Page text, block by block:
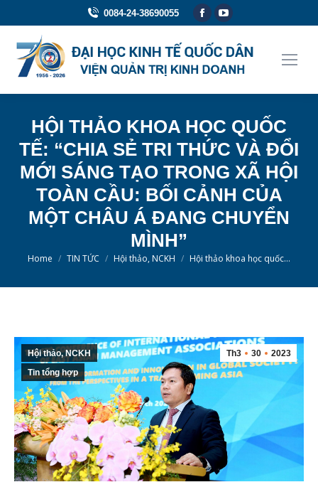
0084-24-38690055
Facebook
opens
in
YouTube
opens
in
HỘI THẢO KHOA HỌC QUỐC
TẾ: “CHIA SẺ TRI THỨC VÀ ĐỔI
MỚI SÁNG TẠO TRONG XÃ HỘI
TOÀN CẦU: BỐI CẢNH CỦA
MỘT CHÂU Á ĐANG CHUYỂN
MÌNH”
You are here:
Home TIN TỨC Hội thảo, NCKH Hội thảo khoa học quốc…
Th3 30 2023
Hội thảo, NCKH
Tin tổng hợp